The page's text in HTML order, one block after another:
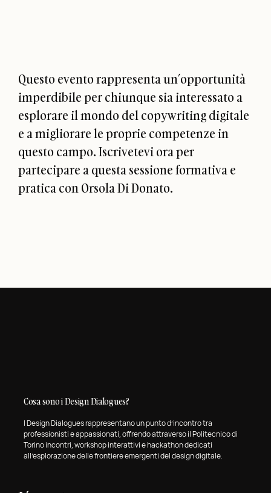
Questo evento rappresenta un’opportunità
imperdibile per chiunque sia interessato a
esplorare il mondo del copywriting digitale
e a migliorare le proprie competenze in
questo campo. Iscrivetevi ora per
partecipare a questa sessione formativa e
pratica con Orsola Di Donato.
Cosa sono i Design Dialogues?
I Design Dialogues rappresentano un punto d’incontro tra
professionisti e appassionati, offrendo attraverso il Politecnico di
Torino incontri, workshop interattivi e hackathon dedicati
all’esplorazione delle frontiere emergenti del design digitale.